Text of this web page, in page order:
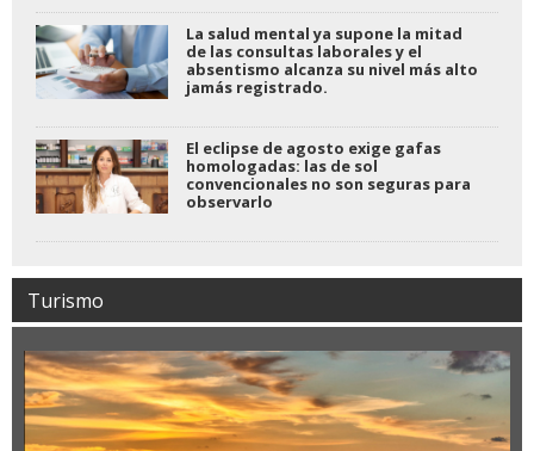
La salud mental ya supone la mitad
de las consultas laborales y el
absentismo alcanza su nivel más alto
jamás registrado.
El eclipse de agosto exige gafas
homologadas: las de sol
convencionales no son seguras para
observarlo
Turismo